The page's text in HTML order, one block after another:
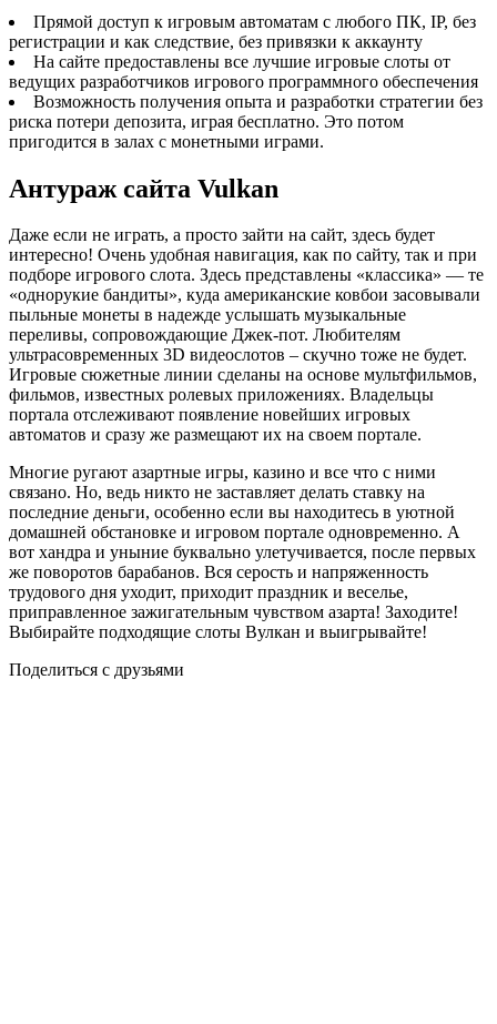
Прямой доступ к игровым автоматам с любого ПК, IP, без
регистрации и как следствие, без привязки к аккаунту
На сайте предоставлены все лучшие игровые слоты от
ведущих разработчиков игрового программного обеспечения
Возможность получения опыта и разработки стратегии без
риска потери депозита, играя бесплатно. Это потом
пригодится в залах с монетными играми.
Антураж сайта Vulkan
Даже если не играть, а просто зайти на сайт, здесь будет
интересно! Очень удобная навигация, как по сайту, так и при
подборе игрового слота. Здесь представлены «классика» — те
«однорукие бандиты», куда американские ковбои засовывали
пыльные монеты в надежде услышать музыкальные
переливы, сопровождающие Джек-пот. Любителям
ультрасовременных 3D видеослотов – скучно тоже не будет.
Игровые сюжетные линии сделаны на основе мультфильмов,
фильмов, известных ролевых приложениях. Владельцы
портала отслеживают появление новейших игровых
автоматов и сразу же размещают их на своем портале.
Многие ругают азартные игры, казино и все что с ними
связано. Но, ведь никто не заставляет делать ставку на
последние деньги, особенно если вы находитесь в уютной
домашней обстановке и игровом портале одновременно. А
вот хандра и уныние буквально улетучивается, после первых
же поворотов барабанов. Вся серость и напряженность
трудового дня уходит, приходит праздник и веселье,
приправленное зажигательным чувством азарта! Заходите!
Выбирайте подходящие слоты Вулкан и выигрывайте!
Поделиться с друзьями